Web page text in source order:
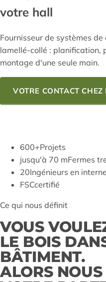
votre hall
Fournisseur de systèmes
lamellé-collé : planification,
montage d'une seule main.
VOTRE CONTACT CHEZ
600+Projets
jusqu'à 70 mFermes
20Ingénieurs en interne
FSCcertifié
Ce qui nous définit
VOUS
LE BOIS
BÂTIMENT.
ALORS